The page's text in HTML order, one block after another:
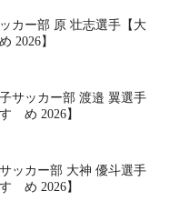
カー部 原 壮志選手【大
2026】
サッカー部 渡邉 翼選手
ゝめ 2026】
ッカー部 大神 優斗選手
ゝめ 2026】